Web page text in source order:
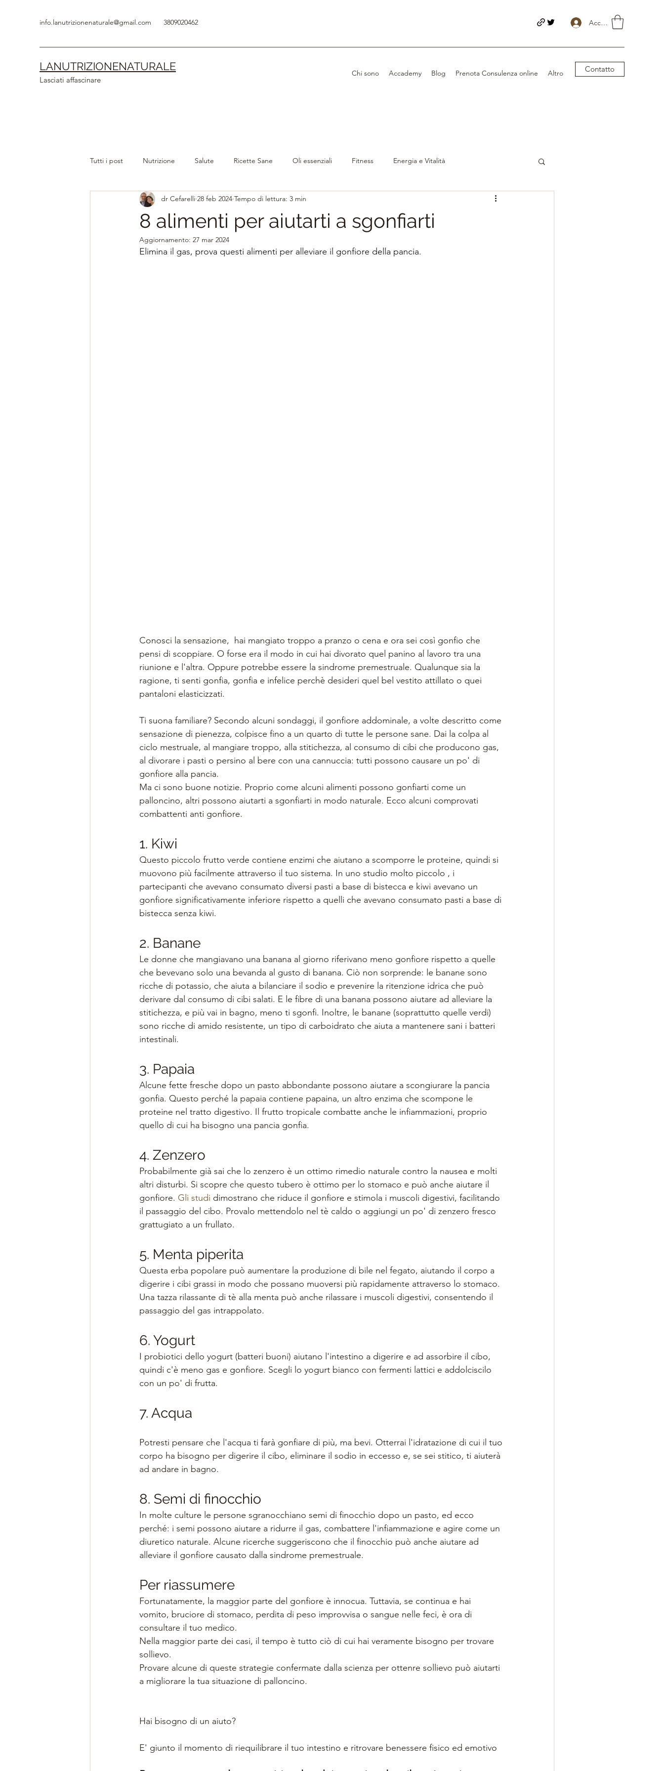
info.lanutrizionenaturale@gmail.com 3809020462 Accedi
LANUTRIZIONENATURALE
Lasciati affascinare
Chi sono Accademy Blog Prenota Consulenza online Altro Contatto
Tutti i post Nutrizione Salute Ricette Sane Oli essenziali Fitness Energia e Vitalità
Intestino e Digestione Dimagrimento Consapevole Alimentazione Naturale Salute Femminile
Alimentazione dopo i 50 anni Prevenzione e Benessere
8 alimenti per aiutarti a sgonfiarti
dr Cefarelli 28 feb 2024 Tempo di lettura: 3 min
Aggiornamento: 27 mar 2024
Elimina il gas, prova questi alimenti per alleviare il gonfiore della pancia.
Conosci la sensazione,  hai mangiato troppo a pranzo o cena e ora sei così gonfio che
pensi di scoppiare. O forse era il modo in cui hai divorato quel panino al lavoro tra una
riunione e l'altra. Oppure potrebbe essere la sindrome premestruale. Qualunque sia la
ragione, ti senti gonfia, gonfia e infelice perchè desideri quel bel vestito attillato o quei
pantaloni elasticizzati.
Ti suona familiare? Secondo alcuni sondaggi, il gonfiore addominale, a volte descritto come
sensazione di pienezza, colpisce fino a un quarto di tutte le persone sane. Dai la colpa al
ciclo mestruale, al mangiare troppo, alla stitichezza, al consumo di cibi che producono gas,
al divorare i pasti o persino al bere con una cannuccia: tutti possono causare un po' di
gonfiore alla pancia.
Ma ci sono buone notizie. Proprio come alcuni alimenti possono gonfiarti come un
palloncino, altri possono aiutarti a sgonfiarti in modo naturale. Ecco alcuni comprovati
combattenti anti gonfiore.
1. Kiwi
Questo piccolo frutto verde contiene enzimi che aiutano a scomporre le proteine, quindi si
muovono più facilmente attraverso il tuo sistema. In uno studio molto piccolo , i
partecipanti che avevano consumato diversi pasti a base di bistecca e kiwi avevano un
gonfiore significativamente inferiore rispetto a quelli che avevano consumato pasti a base di
bistecca senza kiwi.
2. Banane
Le donne che mangiavano una banana al giorno riferivano meno gonfiore rispetto a quelle
che bevevano solo una bevanda al gusto di banana. Ciò non sorprende: le banane sono
ricche di potassio, che aiuta a bilanciare il sodio e prevenire la ritenzione idrica che può
derivare dal consumo di cibi salati. E le fibre di una banana possono aiutare ad alleviare la
stitichezza, e più vai in bagno, meno ti sgonfi. Inoltre, le banane (soprattutto quelle verdi)
sono ricche di amido resistente, un tipo di carboidrato che aiuta a mantenere sani i batteri
intestinali.
3. Papaia
Alcune fette fresche dopo un pasto abbondante possono aiutare a scongiurare la pancia
gonfia. Questo perché la papaia contiene papaina, un altro enzima che scompone le
proteine ​​nel tratto digestivo. Il frutto tropicale combatte anche le infiammazioni, proprio
quello di cui ha bisogno una pancia gonfia.
4. Zenzero
Probabilmente già sai che lo zenzero è un ottimo rimedio naturale contro la nausea e molti
altri disturbi. Si scopre che questo tubero è ottimo per lo stomaco e può anche aiutare il
gonfiore. Gli studi dimostrano che riduce il gonfiore e stimola i muscoli digestivi, facilitando
il passaggio del cibo. Provalo mettendolo nel tè caldo o aggiungi un po' di zenzero fresco
grattugiato a un frullato.
5. Menta piperita
Questa erba popolare può aumentare la produzione di bile nel fegato, aiutando il corpo a
digerire i cibi grassi in modo che possano muoversi più rapidamente attraverso lo stomaco.
Una tazza rilassante di tè alla menta può anche rilassare i muscoli digestivi, consentendo il
passaggio del gas intrappolato.
6. Yogurt
I probiotici dello yogurt (batteri buoni) aiutano l'intestino a digerire e ad assorbire il cibo,
quindi c'è meno gas e gonfiore. Scegli lo yogurt bianco con fermenti lattici e addolciscilo
con un po' di frutta.
7. Acqua
Potresti pensare che l'acqua ti farà gonfiare di più, ma bevi. Otterrai l'idratazione di cui il tuo
corpo ha bisogno per digerire il cibo, eliminare il sodio in eccesso e, se sei stitico, ti aiuterà
ad andare in bagno.
8. Semi di finocchio
In molte culture le persone sgranocchiano semi di finocchio dopo un pasto, ed ecco
perché: i semi possono aiutare a ridurre il gas, combattere l'infiammazione e agire come un
diuretico naturale. Alcune ricerche suggeriscono che il finocchio può anche aiutare ad
alleviare il gonfiore causato dalla sindrome premestruale.
Per riassumere
Fortunatamente, la maggior parte del gonfiore è innocua. Tuttavia, se continua e hai
vomito, bruciore di stomaco, perdita di peso improvvisa o sangue nelle feci, è ora di
consultare il tuo medico.
Nella maggior parte dei casi, il tempo è tutto ciò di cui hai veramente bisogno per trovare
sollievo.
Provare alcune di queste strategie confermate dalla scienza per ottenre sollievo può aiutarti
a migliorare la tua situazione di palloncino.
Hai bisogno di un aiuto?
E' giunto il momento di riequilibrare il tuo intestino e ritrovare benessere fisico ed emotivo